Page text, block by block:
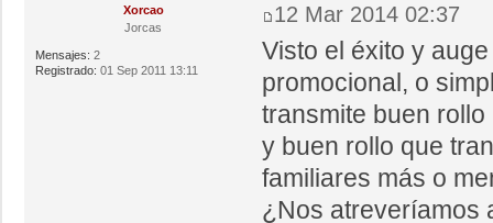
Xorcao
Jorcas
Mensajes: 2
Registrado: 01 Sep 2011 13:11
12 Mar 2014 02:37
Visto el éxito y
promocional, o
transmite buen
y buen rollo que
familiares más o
¿Nos atreveríamos